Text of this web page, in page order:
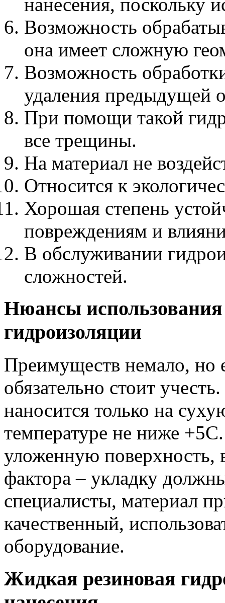
Возможность
она имеет сложную
Возможность
удаления предыдущей
При помощи такой
все трещины.
На материал не
Относится к
Хорошая степень
повреждениям и
В обслуживании
сложностей.
Нюансы
гидроизоляции
Преимуществ немало, но
обязательно стоит
наносится только на
температуре не ниже
уложенную поверхность,
фактора – укладку
специалисты, материал
качественный,
оборудование.
Жидкая резиновая